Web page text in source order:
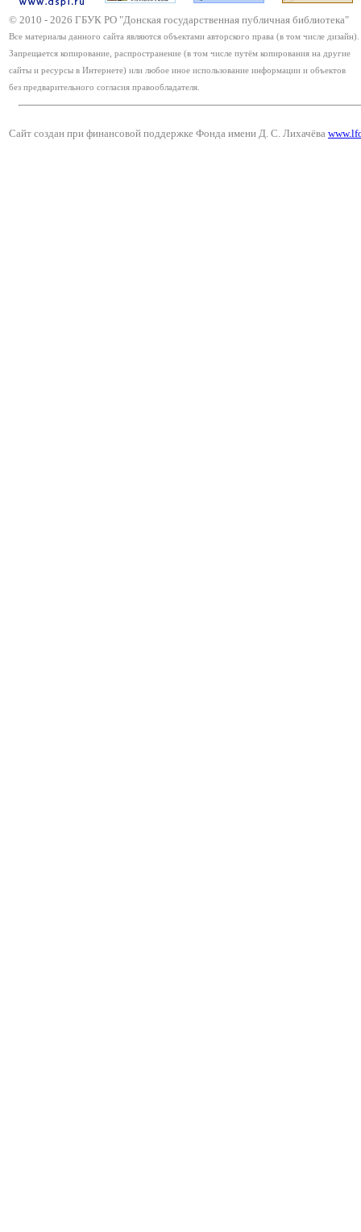
© 2010 - 2026 ГБУК РО "Донская государственная публичная библиотека"
Все материалы данного сайта являются объектами авторского права (в том числе дизайн).
Запрещается копирование, распространение (в том числе путём копирования на другие
сайты и ресурсы в Интернете) или любое иное использование информации и объектов
без предварительного согласия правообладателя.
Сайт создан при финансовой поддержке Фонда имени Д. С. Лихачёва